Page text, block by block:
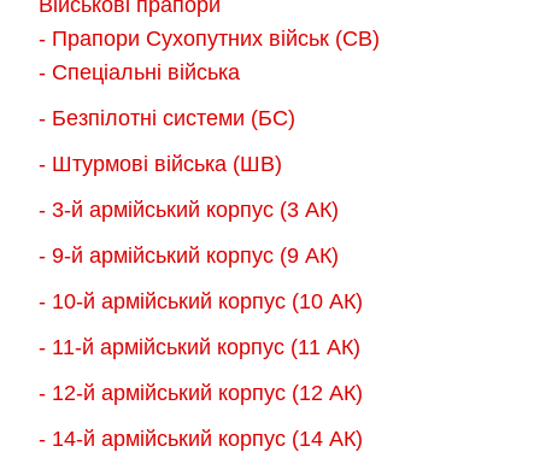
можна
вибрати
сторінці
товару
- Прапори Сухопутних військ (СВ)
- Спеціальні війська
- Безпілотні системи (БС)
- Штурмові війська (ШВ)
- 3-й армійський корпус (3 АК)
- 9-й армійський корпус (9 АК)
- 10-й армійський корпус (10 АК)
- 11-й армійський корпус (11 АК)
- 12-й армійський корпус (12 АК)
- 14-й армійський корпус (14 АК)